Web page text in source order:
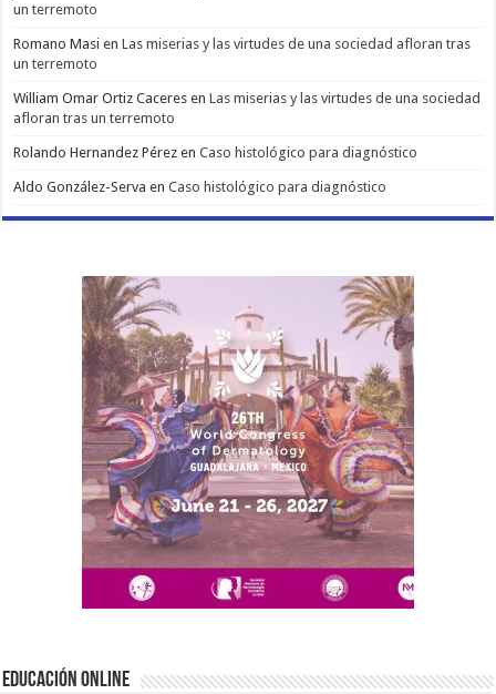
un terremoto
Romano Masi enLas miserias y las virtudes de una sociedad afloran tras
un terremoto
William Omar Ortiz Caceres enLas miserias y las virtudes de una sociedad
afloran tras un terremoto
Rolando Hernandez Pérez enCaso histológico para diagnóstico
Aldo González-Serva enCaso histológico para diagnóstico
EDUCACIÓN ONLINE